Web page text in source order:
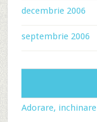
decembrie 2006
septembrie 2006
Adorare, inchinare